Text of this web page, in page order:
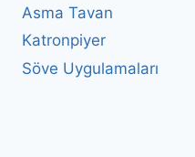
Asma Tavan
Katronpiyer
Söve Uygulamaları